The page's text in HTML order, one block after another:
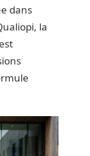
dans
la